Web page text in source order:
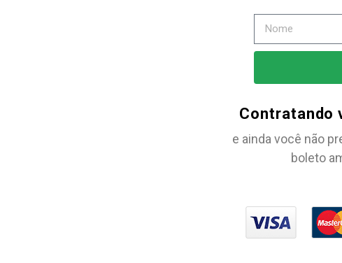
Contratando
e ainda você não
boleto